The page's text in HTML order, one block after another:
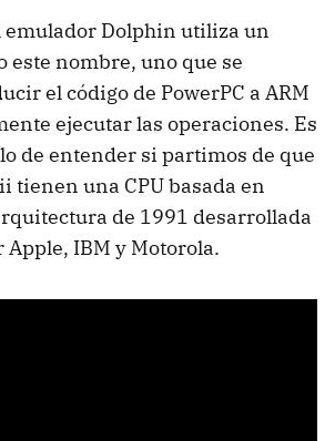
emulador Dolphin utiliza un
este nombre, uno que se
el código de PowerPC a ARM
ejecutar las operaciones. Es
de entender si partimos de que
tienen una CPU basada en
de 1991 desarrollada
IBM y Motorola.